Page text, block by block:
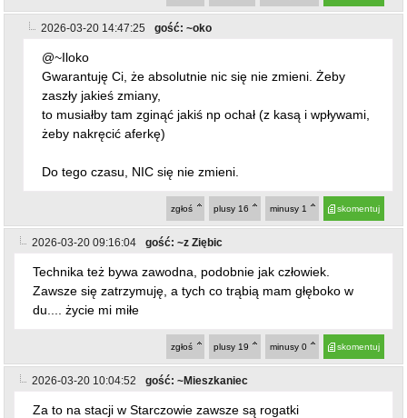
2026-03-20 14:47:25 gość: ~oko
@~Iloko
Gwarantuję Ci, że absolutnie nic się nie zmieni. Żeby
zaszły jakieś zmiany,
to musiałby tam zginąć jakiś np ochał (z kasą i wpływami,
żeby nakręcić aferkę)
Do tego czasu, NIC się nie zmieni.
skomentuj
minusy 1
plusy 16
zgłoś
2026-03-20 09:16:04 gość: ~z Ziębic
Technika też bywa zawodna, podobnie jak człowiek.
Zawsze się zatrzymuję, a tych co trąbią mam głęboko w
du.... życie mi miłe
skomentuj
minusy 0
plusy 19
zgłoś
2026-03-20 10:04:52 gość: ~Mieszkaniec
Za to na stacji w Starczowie zawsze są rogatki